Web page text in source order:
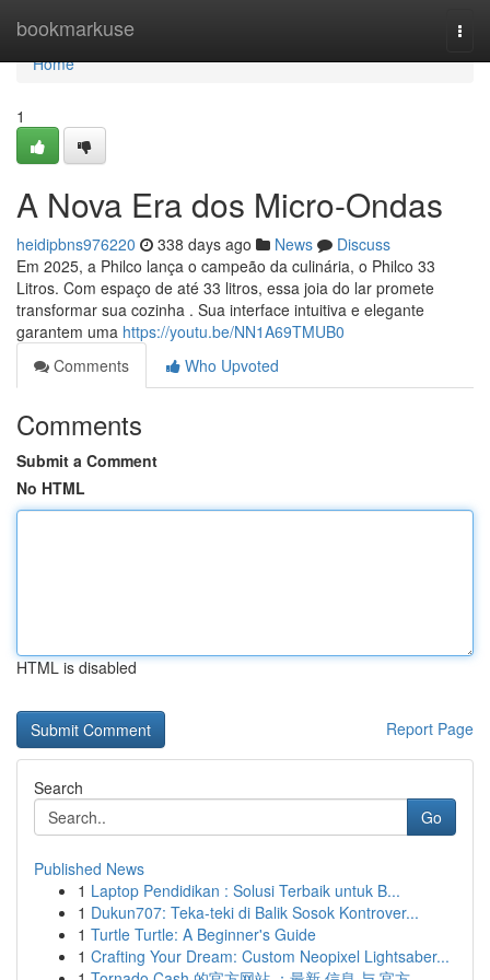
bookmarkuse
Home
Home
1
A Nova Era dos Micro-Ondas
heidipbns976220 338 days ago News
Discuss
Em 2025, a Philco lança o campeão da culinária, o Philco 33
Litros. Com espaço de até 33 litros, essa joia do lar promete
transformar sua cozinha . Sua interface intuitiva e elegante
garantem uma https://youtu.be/NN1A69TMUB0
Comments
Who Upvoted
Comments
Submit a Comment
No HTML
HTML is disabled
Report Page
Search
Go
Published News
1 Laptop Pendidikan : Solusi Terbaik untuk B...
1 Dukun707: Teka-teki di Balik Sosok Kontrover...
1 Turtle Turtle: A Beginner's Guide
1 Crafting Your Dream: Custom Neopixel Lightsaber...